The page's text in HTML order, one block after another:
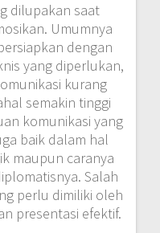
dilupakan saat
Umumnya
dengan
yang diperlukan,
kurang
semakin tinggi
komunikasi yang
baik dalam hal
maupun caranya
Salah
perlu dimiliki oleh
presentasi efektif.